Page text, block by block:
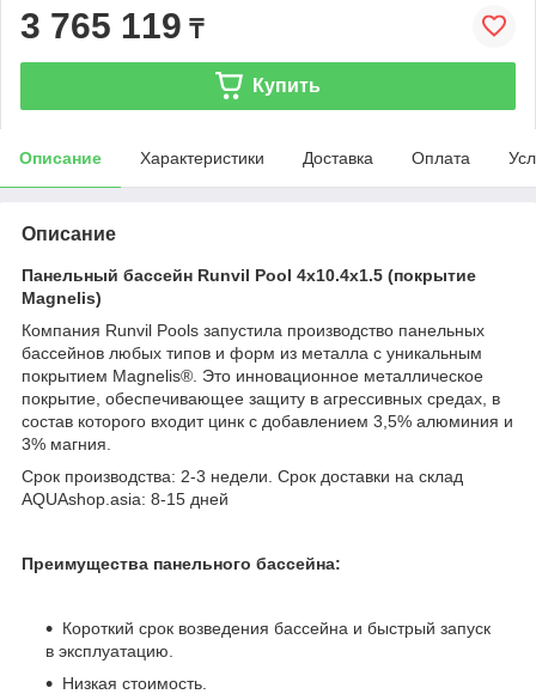
3 765 119 ₸
Купить
Описание Характеристики Доставка Оплата
Описание
Панельный бассейн Runvil Pool 4x10.4x1.5 (покрытие
Magnelis)
Компания Runvil Pools запустила производство панельных
бассейнов любых типов и форм из металла с уникальным
покрытием Magnelis®. Это инновационное металлическое
покрытие, обеспечивающее защиту в агрессивных средах, в
состав которого входит цинк с добавлением 3,5% алюминия и
3% магния.
Срок производства: 2-3 недели. Срок доставки на склад
AQUAshop.asia: 8-15 дней
Преимущества панельного бассейна:
Короткий срок возведения бассейна и быстрый запуск
в эксплуатацию.
Низкая стоимость.